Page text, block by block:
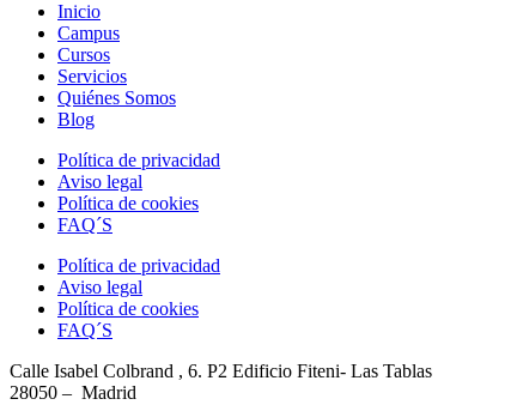
Inicio
Campus
Cursos
Servicios
Quiénes Somos
Blog
Política de privacidad
Aviso legal
Política de cookies
FAQ´S
Política de privacidad
Aviso legal
Política de cookies
FAQ´S
Calle Isabel Colbrand , 6. P2 Edificio Fiteni- Las Tablas
28050 – Madrid